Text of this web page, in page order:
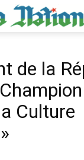
de la
Culture